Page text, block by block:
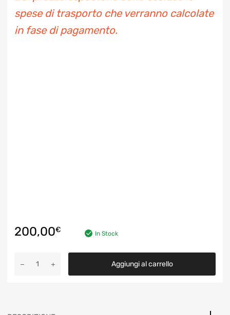
Dal prezzo espostono sono escluse le
spese di trasporto che verranno
Turbocompressore
Aggiungi al carrello